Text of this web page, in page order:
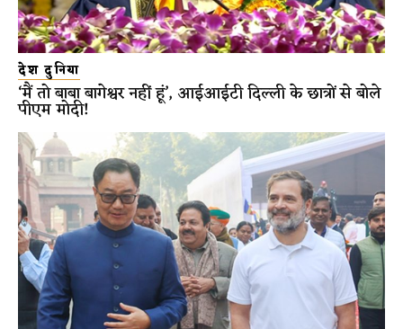
देश दुनिया
‘मैं तो बाबा बागेश्वर नहीं हूं’, आईआईटी दिल्ली के छात्रों से बोले
पीएम मोदी!